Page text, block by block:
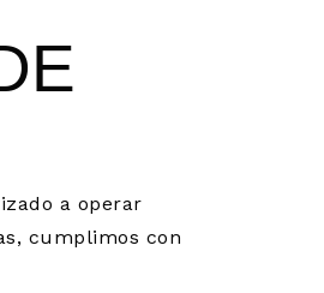
a operar
cumplimos con